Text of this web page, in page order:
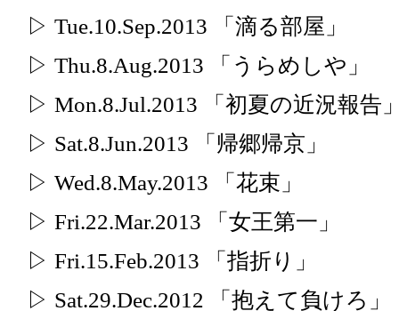
▷ Tue.10.Sep.2013 「滴る部屋」
▷ Thu.8.Aug.2013 「うらめしや」
▷ Mon.8.Jul.2013 「初夏の近況報告
▷ Sat.8.Jun.2013 「帰郷帰京」
▷ Wed.8.May.2013 「花束」
▷ Fri.22.Mar.2013 「女王第一」
▷ Fri.15.Feb.2013 「指折り」
▷ Sat.29.Dec.2012 「抱えて負けろ」